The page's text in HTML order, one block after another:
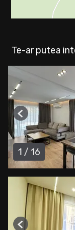
Te-ar putea
1 / 16
Previous